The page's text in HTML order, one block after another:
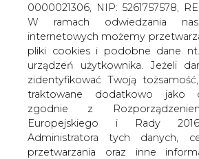
0000021306, NIP: 5261757578,
W ramach odwiedzania
internetowych możemy
pliki cookies i podobne dane
urządzeń użytkownika. Jeżeli
zidentyfikować Twoją
traktowane dodatkowo jako
zgodnie z
Europejskiego i Rady
Administratora tych danych,
przetwarzania oraz inne